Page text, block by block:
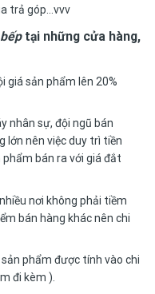
trả góp…vvv
tại những cửa hàng,
giá sản phẩm lên 20%
nhân sự, đội ngũ bán
lớn nên việc duy trì tiền
phẩm bán ra với giá đắt
nơi không phải tiềm
bán hàng khác nên chi
phẩm được tính vào chi
đi kèm ).